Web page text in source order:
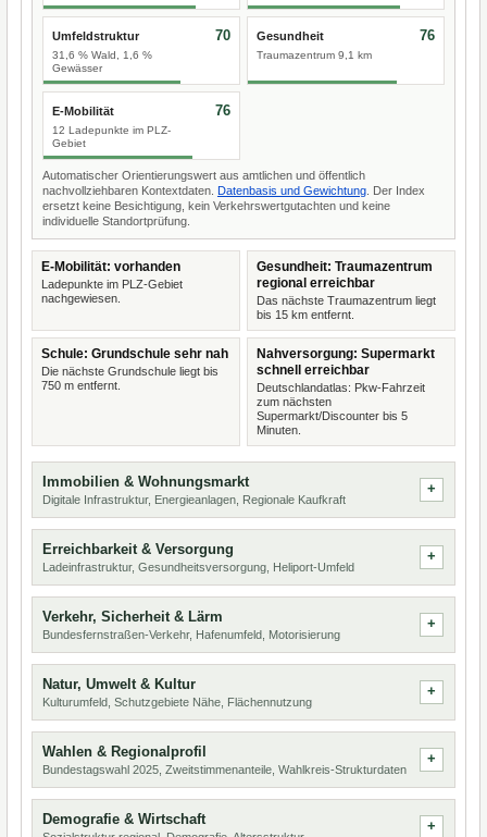
Umfeldstruktur
31,6 % Wald, 1,6 %
Gewässer
70 Gesundheit
Traumazentrum 9,1 km
76
E-Mobilität
12 Ladepunkte im PLZ-
Gebiet
76
Automatischer Orientierungswert aus amtlichen und öffentlich
nachvollziehbaren Kontextdaten. Datenbasis und Gewichtung . Der Index
ersetzt keine Besichtigung, kein Verkehrswertgutachten und keine
individuelle Standortprüfung.
E-Mobilität: vorhanden
Ladepunkte im PLZ-Gebiet
nachgewiesen.
Gesundheit: Traumazentrum
regional erreichbar
Das nächste Traumazentrum liegt
bis 15 km entfernt.
Schule: Grundschule sehr nah
Die nächste Grundschule liegt bis
750 m entfernt.
Nahversorgung: Supermarkt
schnell erreichbar
Deutschlandatlas: Pkw-Fahrzeit
zum nächsten
Supermarkt/Discounter bis 5
Minuten.
Immobilien & Wohnungsmarkt
Digitale Infrastruktur, Energieanlagen, Regionale Kaufkraft
Erreichbarkeit & Versorgung
Ladeinfrastruktur, Gesundheitsversorgung, Heliport-Umfeld
Verkehr, Sicherheit & Lärm
Bundesfernstraßen-Verkehr, Hafenumfeld, Motorisierung
Natur, Umwelt & Kultur
Kulturumfeld, Schutzgebiete Nähe, Flächennutzung
Wahlen & Regionalprofil
Bundestagswahl 2025, Zweitstimmenanteile, Wahlkreis-Strukturdaten
Demografie & Wirtschaft